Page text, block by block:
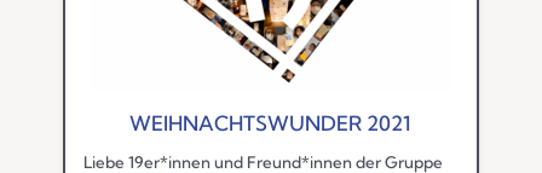
WEIHNACHTSWUNDER 2021
Liebe 19er*innen und Freund*innen der Gruppe